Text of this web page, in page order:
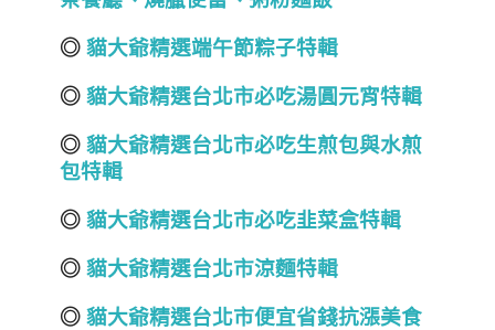
◎ 貓大爺精選端午節粽子特輯
◎ 貓大爺精選台北市必吃湯圓元宵特輯
◎ 貓大爺精選台北市必吃生煎包與水煎
包特輯
◎ 貓大爺精選台北市必吃韭菜盒特輯
◎ 貓大爺精選台北市涼麵特輯
◎ 貓大爺精選台北市便宜省錢抗漲美食